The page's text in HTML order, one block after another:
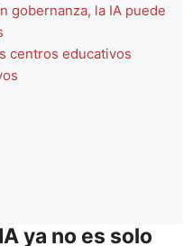
gobernanza, la IA puede
centros educativos
ya no es solo